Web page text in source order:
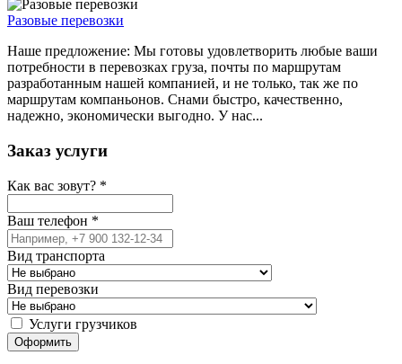
Разовые перевозки
Наше предложение: Мы готовы удовлетворить любые ваши
потребности в перевозках груза, почты по маршрутам
разработанным нашей компанией, и не только, так же по
маршрутам компаньонов. Снами быстро, качественно,
надежно, экономически выгодно. У нас...
Заказ услуги
Как вас зовут? *
Ваш телефон *
Вид транспорта
Вид перевозки
Услуги грузчиков